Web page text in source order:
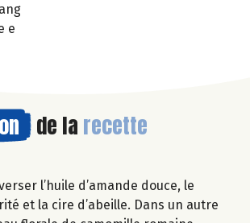
e
de la recette
l’huile d’amande douce, le
et la cire d’abeille. Dans un autre